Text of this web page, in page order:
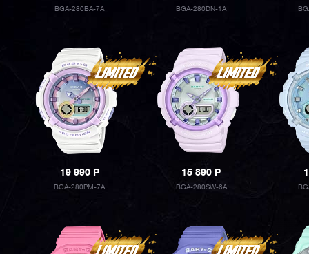
BGA-280BA-7A BGA-280DN-1A
19 990P
BGA-280PM-7A
15 890P
BGA-280SW-6A